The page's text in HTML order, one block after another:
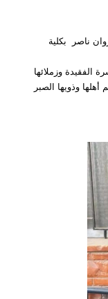
ناصر بكلية
الفقيدة وزملائها
وذويها الصبر